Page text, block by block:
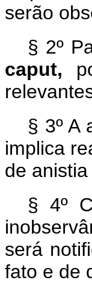
serão
§ 2º
caput,
§ 3º A
implica
de
§ 4º
será
fato e de